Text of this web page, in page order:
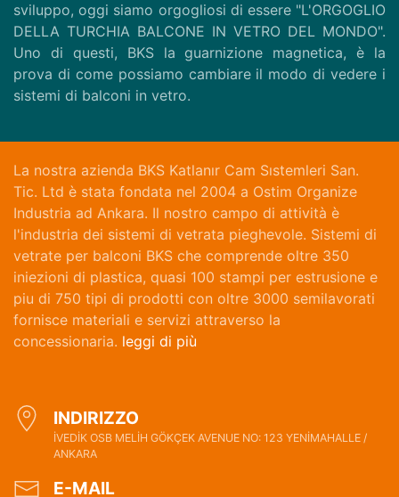
sviluppo, oggi siamo orgogliosi di essere "L'ORGOGLIO
DELLA TURCHIA BALCONE IN VETRO DEL MONDO".
Uno di questi, BKS la guarnizione magnetica, è la
prova di come possiamo cambiare il modo di vedere i
sistemi di balconi in vetro.
La nostra azienda BKS Katlanır Cam Sıstemleri San.
Tic. Ltd è stata fondata nel 2004 a Ostim Organize
Industria ad Ankara. Il nostro campo di attività è
l'industria dei sistemi di vetrata pieghevole. Sistemi di
vetrate per balconi BKS che comprende oltre 350
iniezioni di plastica, quasi 100 stampi per estrusione e
piu di 750 tipi di prodotti con oltre 3000 semilavorati
fornisce materiali e servizi attraverso la
concessionaria. leggi di più
INDIRIZZO
İVEDİK OSB MELİH GÖKÇEK AVENUE NO: 123 YENİMAHALLE /
ANKARA
E-MAIL